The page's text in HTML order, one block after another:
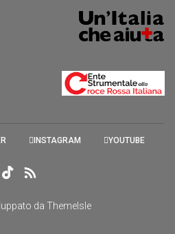
INSTAGRAM YOUTUBE
da ThemeIsle